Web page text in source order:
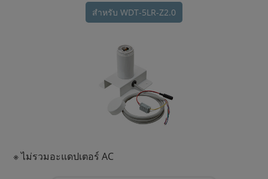
สำหรับ WDT-5LR-Z2.0
※ ไม่รวมอะแดปเตอร์ AC